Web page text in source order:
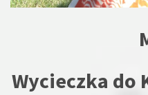
Wycieczka do